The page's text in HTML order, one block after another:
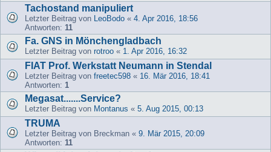
Tachostand manipuliert
Letzter Beitrag von LeoBodo « 4. Apr 2016, 18:56
Antworten: 11
Fa. GNS in Mönchengladbach
Letzter Beitrag von rotroo « 1. Apr 2016, 16:32
FIAT Prof. Werkstatt Neumann in Stendal
Letzter Beitrag von freetec598 « 16. Mär 2016, 18:41
Antworten: 1
Megasat.......Service?
Letzter Beitrag von Montanus « 5. Aug 2015, 00:13
TRUMA
Letzter Beitrag von Breckman « 9. Mär 2015, 20:09
Antworten: 11